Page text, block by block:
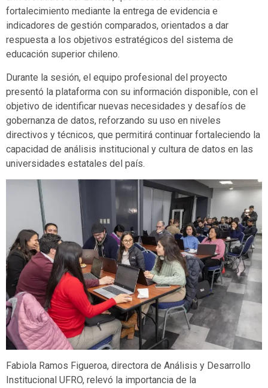
fortalecimiento mediante la entrega de evidencia e
indicadores de gestión comparados, orientados a dar
respuesta a los objetivos estratégicos del sistema de
educación superior chileno.
Durante la sesión, el equipo profesional del proyecto
presentó la plataforma con su información disponible, con el
objetivo de identificar nuevas necesidades y desafíos de
gobernanza de datos, reforzando su uso en niveles
directivos y técnicos, que permitirá continuar fortaleciendo la
capacidad de análisis institucional y cultura de datos en las
universidades estatales del país.
Fabiola Ramos Figueroa, directora de Análisis y Desarrollo
Institucional UFRO, relevó la importancia de la